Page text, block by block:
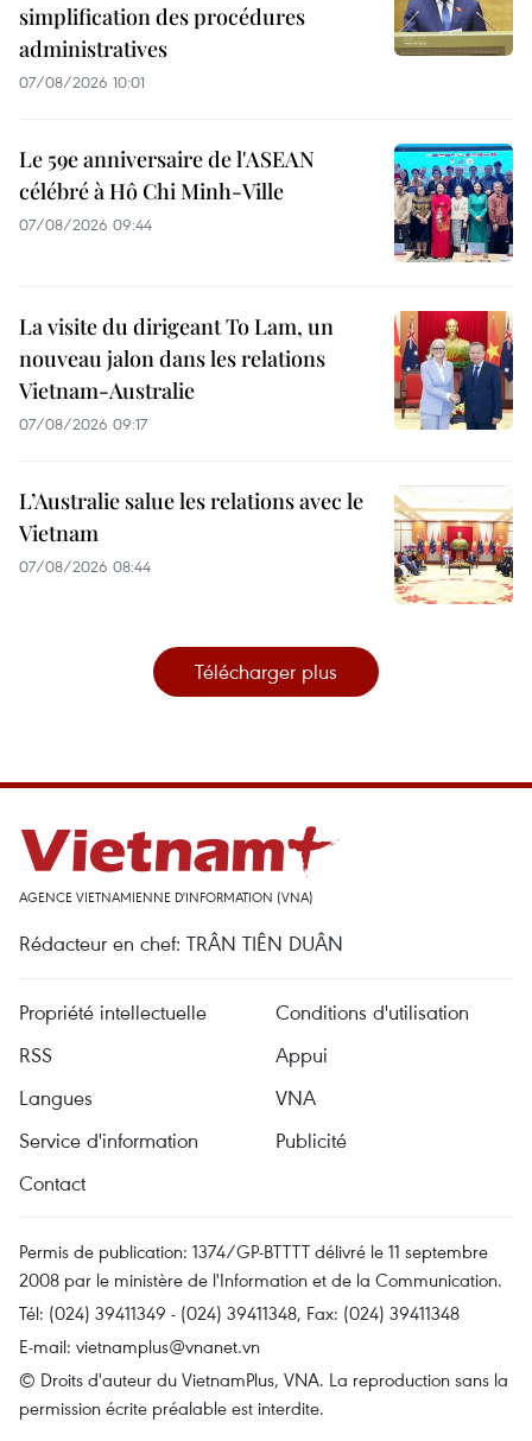
simplification des procédures
administratives
07/08/2026 10:01
Le 59e anniversaire de l'ASEAN
célébré à Hô Chi Minh-Ville
07/08/2026 09:44
La visite du dirigeant To Lam, un
nouveau jalon dans les relations
Vietnam-Australie
07/08/2026 09:17
L’Australie salue les relations avec le
Vietnam
07/08/2026 08:44
Télécharger plus
AGENCE VIETNAMIENNE D'INFORMATION (VNA)
Rédacteur en chef: TRÂN TIÊN DUÂN
Propriété intellectuelle
Conditions d'utilisation
RSS
Appui
Langues
VNA
Service d'information
Publicité
Contact
Permis de publication: 1374/GP-BTTTT délivré le 11 septembre
2008 par le ministère de l'Information et de la Communication.
Tél: (024) 39411349 - (024) 39411348, Fax: (024) 39411348
E-mail: vietnamplus@vnanet.vn
© Droits d'auteur du VietnamPlus, VNA. La reproduction sans la
permission écrite préalable est interdite.